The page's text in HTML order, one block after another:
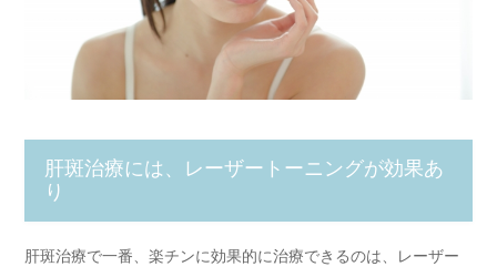
肝斑治療には、レーザートーニングが効果あ
り
肝斑治療で一番、楽チンに効果的に治療できるのは、レーザー